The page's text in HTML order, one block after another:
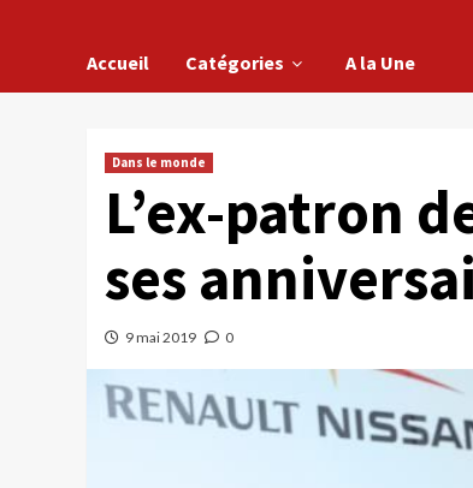
Accueil Catégories A la Une
Dans le monde
L’ex-patron
ses
9 mai 2019 0